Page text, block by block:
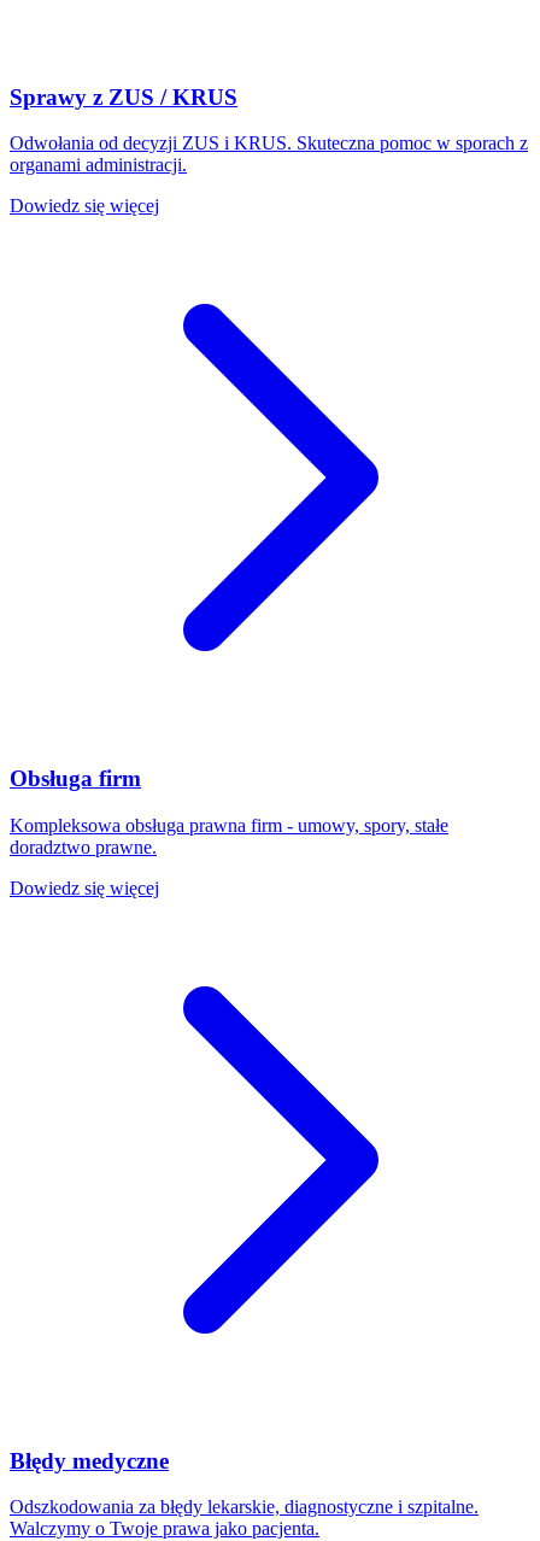
Sprawy z ZUS / KRUS
Odwołania od decyzji ZUS i KRUS. Skuteczna pomoc w sporach z
organami administracji.
Dowiedz się więcej
Obsługa firm
Kompleksowa obsługa prawna firm - umowy, spory, stałe
doradztwo prawne.
Dowiedz się więcej
Błędy medyczne
Odszkodowania za błędy lekarskie, diagnostyczne i szpitalne.
Walczymy o Twoje prawa jako pacjenta.